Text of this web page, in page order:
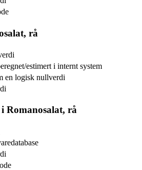
rå
estimert i internt system
en logisk nullverdi
Romanosalat, rå